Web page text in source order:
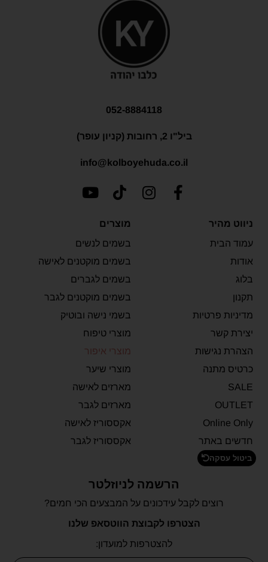
052-8884118
ביל"ו 2, רחובות (קניון עופר)
info@kolboyehuda.co.il
ניווט מהיר
עמוד הבית
אודות
בלוג
תקנון
מדיניות פרטיות
יצירת קשר
הצהרת נגישות
כרטיס מתנה
SALE
OUTLET
Online Only
חדשים באתר
ביטול עסקה
מוצרים
בשמים לנשים
בשמים מוקטנים לאישה
בשמים לגברים
בשמים מוקטנים לגבר
בשמי נישה ובוטיק
מוצרי טיפוח
מוצרי איפור
מוצרי שיער
מארזים לאישה
מארזים לגבר
אקססוריז לאישה
אקססוריז לגבר
הרשמה לניוזלטר
רוצים לקבל עידכונים על המבצעים הכי חמים?
הצטרפו לקבוצת הווטסאפ שלנו
להצטרפות למועדון: